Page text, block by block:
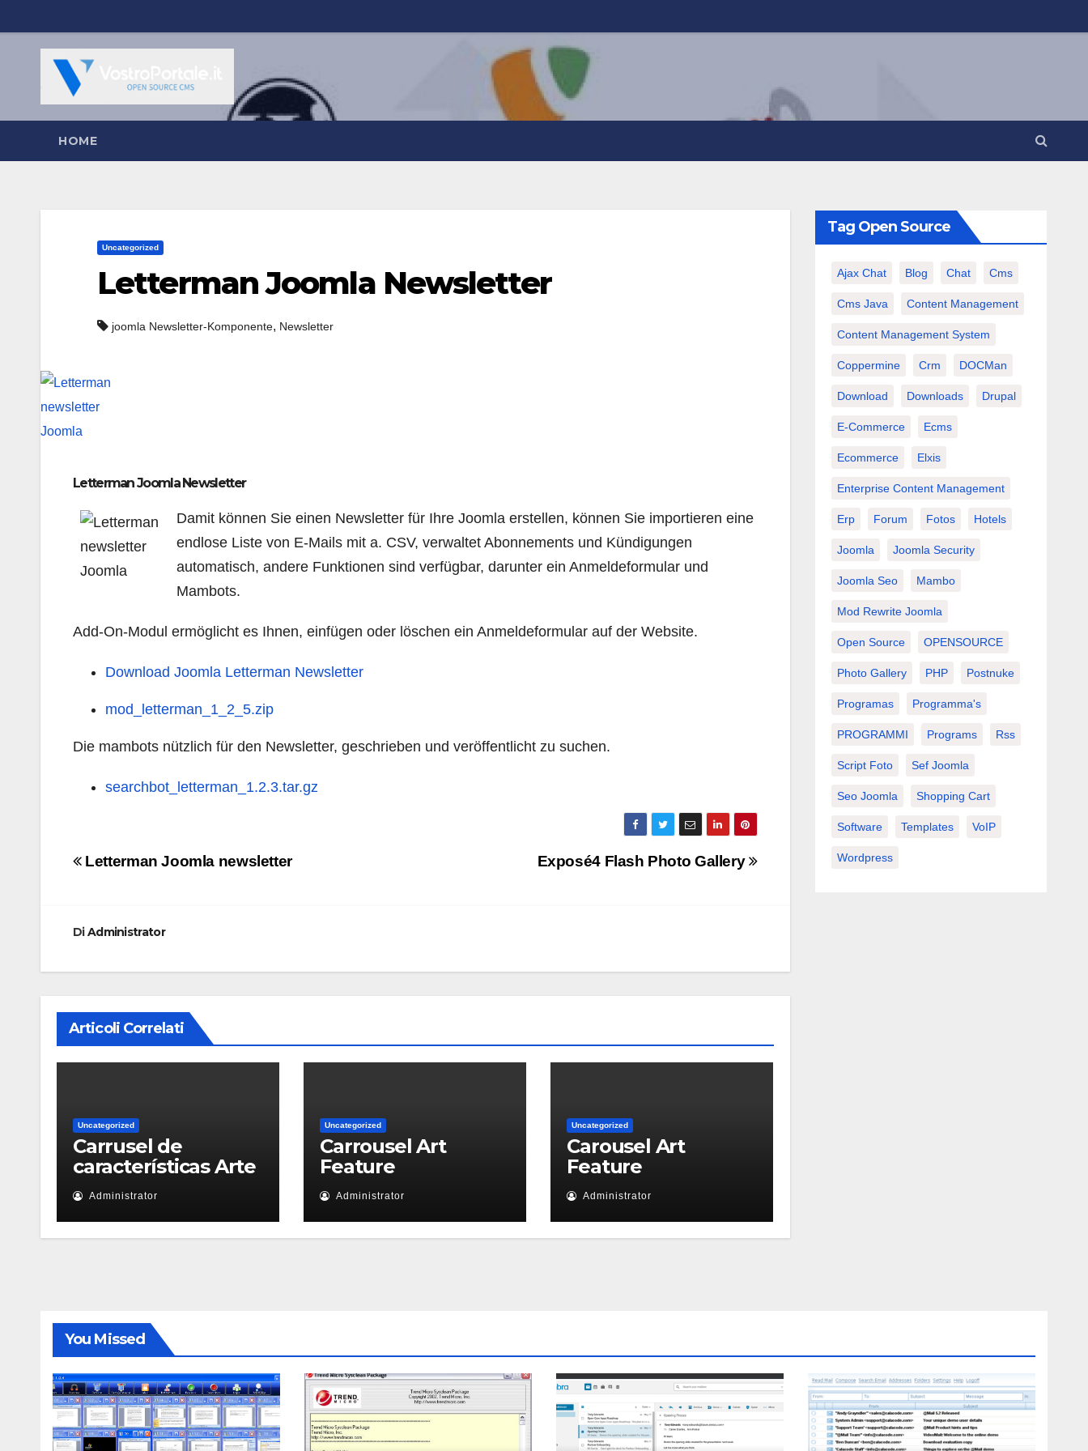
al
contenuto
HOME
Uncategorized
Letterman Joomla Newsletter
joomla Newsletter-Komponente, Newsletter
Letterman Joomla Newsletter
Damit können Sie einen Newsletter für Ihre Joomla erstellen, können Sie importieren eine
endlose Liste von E-Mails mit a. CSV, verwaltet Abonnements und Kündigungen
automatisch, andere Funktionen sind verfügbar, darunter ein Anmeldeformular und
Mambots.
Add-On-Modul ermöglicht es Ihnen, einfügen oder löschen ein Anmeldeformular auf der Website.
Download Joomla Letterman Newsletter
mod_letterman_1_2_5.zip
Die mambots nützlich für den Newsletter, geschrieben und veröffentlicht zu suchen.
searchbot_letterman_1.2.3.tar.gz
Navigazione
Exposé4 Flash Photo Gallery
Letterman Joomla newsletter
DiAdministrator
Articoli Correlati
Uncategorized
Carrusel de
características Arte
Administrator
Uncategorized
Carrousel Art
Feature
Administrator
Uncategorized
Carousel Art
Feature
Administrator
Tag Open Source
Ajax Chat Blog Chat Cms
Cms Java Content Management
Content Management System
Coppermine Crm DOCMan
Download Downloads Drupal
E-Commerce Ecms
Ecommerce Elxis
Enterprise Content Management
Erp Forum Fotos Hotels
Joomla Joomla Security
Joomla Seo Mambo
Mod Rewrite Joomla
Open Source OPENSOURCE
Photo Gallery PHP Postnuke
Programas Programma's
PROGRAMMI Programs Rss
Script Foto Sef Joomla
Seo Joomla Shopping Cart
Software Templates VoIP
Wordpress
You Missed